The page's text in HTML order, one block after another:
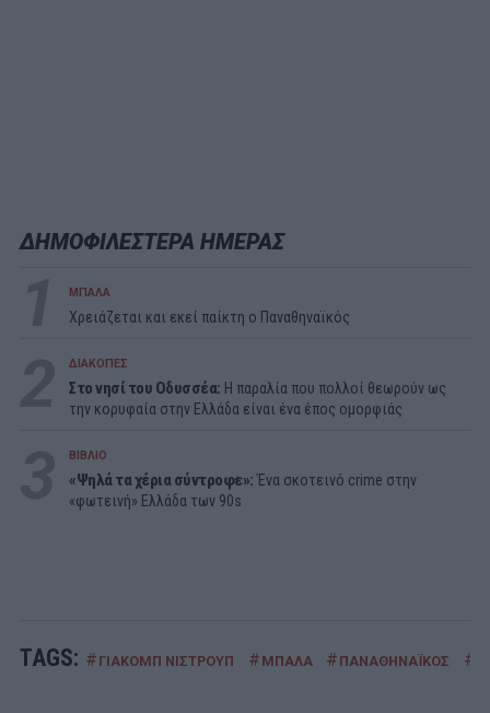
ΔΗΜΟΦΙΛΕΣΤΕΡΑ ΗΜΕΡΑΣ
ΜΠΑΛΑ
Χρειάζεται και εκεί παίκτη ο Παναθηναϊκός
ΔΙΑΚΟΠΕΣ
Στο νησί του Οδυσσέα: Η παραλία που πολλοί θεωρούν ως
την κορυφαία στην Ελλάδα είναι ένα έπος ομορφιάς
ΒΙΒΛΙΟ
«Ψηλά τα χέρια σύντροφε»:Ένα σκοτεινό crime στην
«φωτεινή» Ελλάδα των 90s
TAGS: # ΓΙΑΚΟΜΠ ΝΙΣΤΡΟΥΠ # ΜΠΑΛΑ # ΠΑΝΑΘΗΝΑΪΚΟΣ #